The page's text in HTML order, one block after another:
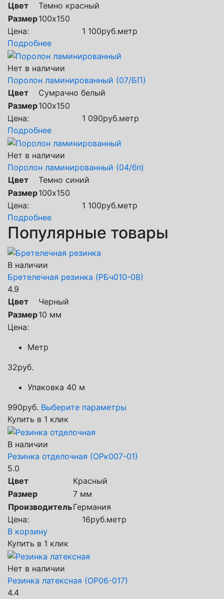
Цвет
Темно красный
Размер100х150
Цена:
1 100руб.метр
Подробнее
Нет в наличии
Поролон ламинированный (07/БП)
Цвет
Сумрачно белый
Размер100х150
Цена:
1 090руб.метр
Подробнее
Нет в наличии
Поролон ламинированный (04/бп)
Цвет
Темно синий
Размер100х150
Цена:
1 100руб.метр
Подробнее
Популярные товары
В наличии
Бретелечная резинка (РБч010-08)
4.9
Цвет
Черный
Размер10 мм
Цена:
Метр
32руб.
Упаковка 40 м
990руб. Выберите параметры
Купить в 1 клик
В наличии
Резинка отделочная (ОРк007-01)
5.0
Цвет
Красный
Размер
7 мм
ПроизводительГермания
Цена:
16руб.метр
В корзину
Купить в 1 клик
Нет в наличии
Резинка латексная (ОР06-017)
4.4